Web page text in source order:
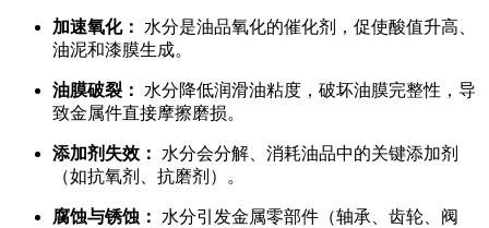
加速氧化：
水分是油品氧化的催化剂，促使酸值升高、
油泥和漆膜生成。
油膜破裂：
水分降低润滑油粘度，破坏油膜完整性，导
致金属件直接摩擦磨损。
添加剂失效：
水分会分解、消耗油品中的关键添加剂
（如抗氧剂、抗磨剂）。
腐蚀与锈蚀：
水分引发金属零部件（轴承、齿轮、阀